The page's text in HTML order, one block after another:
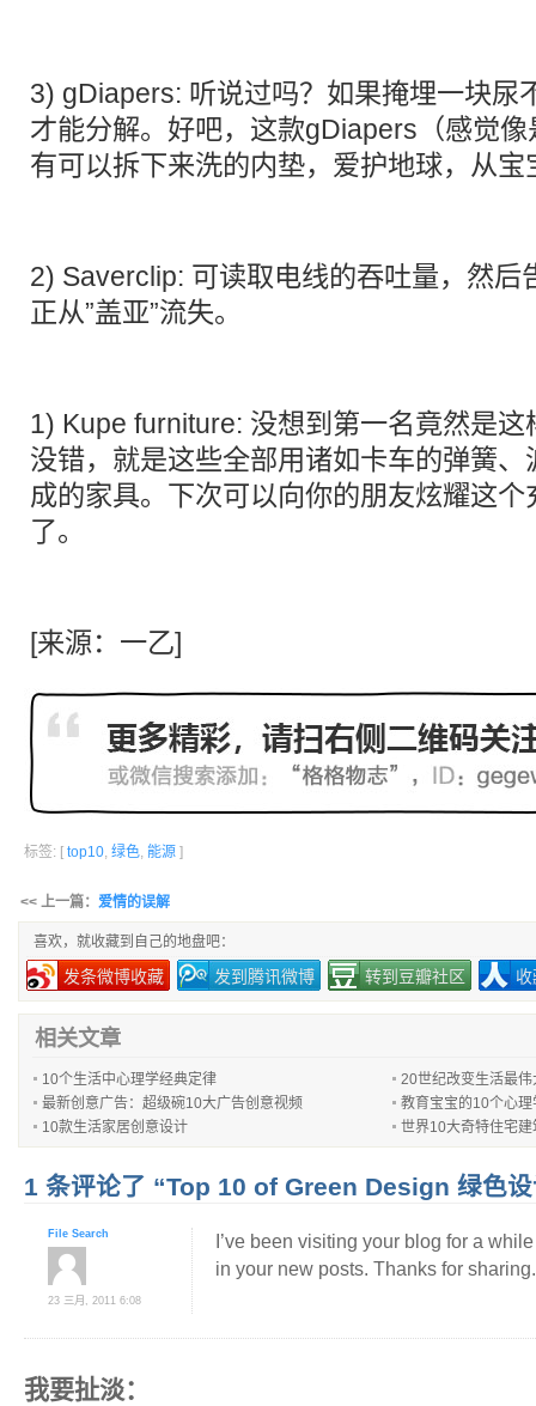
3) gDiapers: 听说过吗？如果掩埋一块尿
才能分解。好吧，这款gDiapers（感觉像
有可以拆下来洗的内垫，爱护地球，从宝
2) Saverclip: 可读取电线的吞吐量，然后
正从”盖亚”流失。
1) Kupe furniture: 没想到第一名竟然是
没错，就是这些全部用诸如卡车的弹簧
成的家具。下次可以向你的朋友炫耀这
了。
[来源：一乙]
标签: [ top10, 绿色, 能源 ]
<< 上一篇： 爱情的误解
喜欢，就收藏到自己的地盘吧：
发条微博收藏 发到腾讯微博 转到豆瓣社区
相关文章
10个生活中心理学经典定律
20世纪改变生活最
最新创意广告：超级碗10大广告创意视频
教育宝宝的10个心
10款生活家居创意设计
世界10大奇特住宅建
1 条评论了 “Top 10 of Green Design 绿色设
File Search
23 三月, 2011 6:08
I’ve been visiting your blog for a
in your new posts. Thanks for sharing.
我要扯淡：